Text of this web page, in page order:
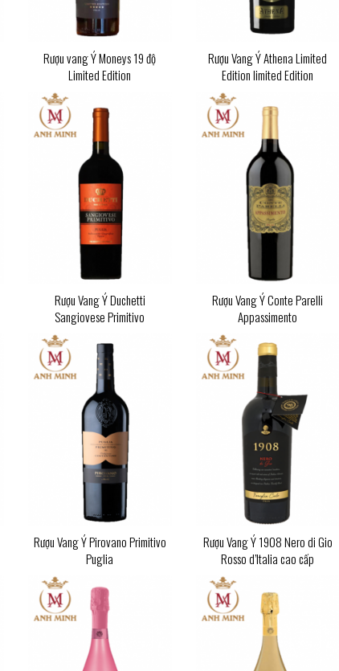
Rượu vang Ý Moneys 19 độ
Limited Edition
Rượu Vang Ý Athena Limited
Edition limited Edition
Rượu Vang Ý Duchetti
Sangiovese Primitivo
Rượu Vang Ý Conte Parelli
Appassimento
Rượu Vang Ý Pirovano Primitivo
Puglia
Rượu Vang Ý 1908 Nero di Gio
Rosso d’Italia cao cấp